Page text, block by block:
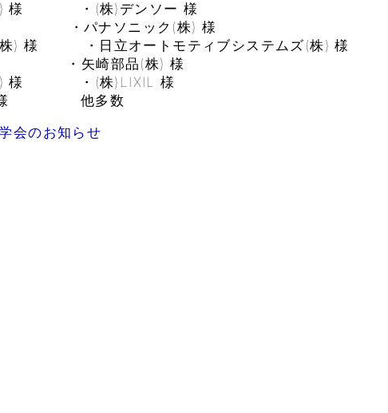
株) 様 ・(株)デンソー 様
・パナソニック(株) 様
(株) 様 ・日立オートモティブシステムズ(株) 様
・矢崎部品(株) 様
株) 様 ・(株)LIXIL 様
株) 様 他多数
会のお知らせ